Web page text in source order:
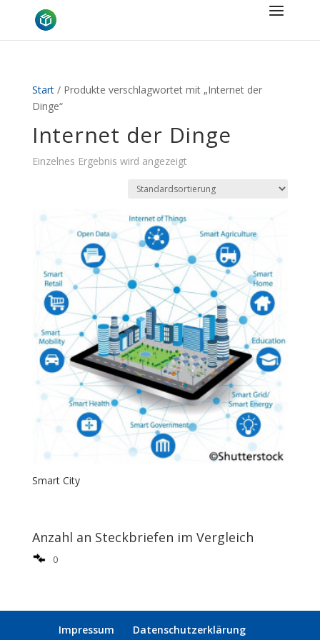
Start/ Produkte verschlagwortet mit „Internet der
Dinge“
Internet der Dinge
Einzelnes Ergebnis wird angezeigt
Smart City
Anzahl an Steckbriefen im Vergleich
0
Impressum
Datenschutzerklärung